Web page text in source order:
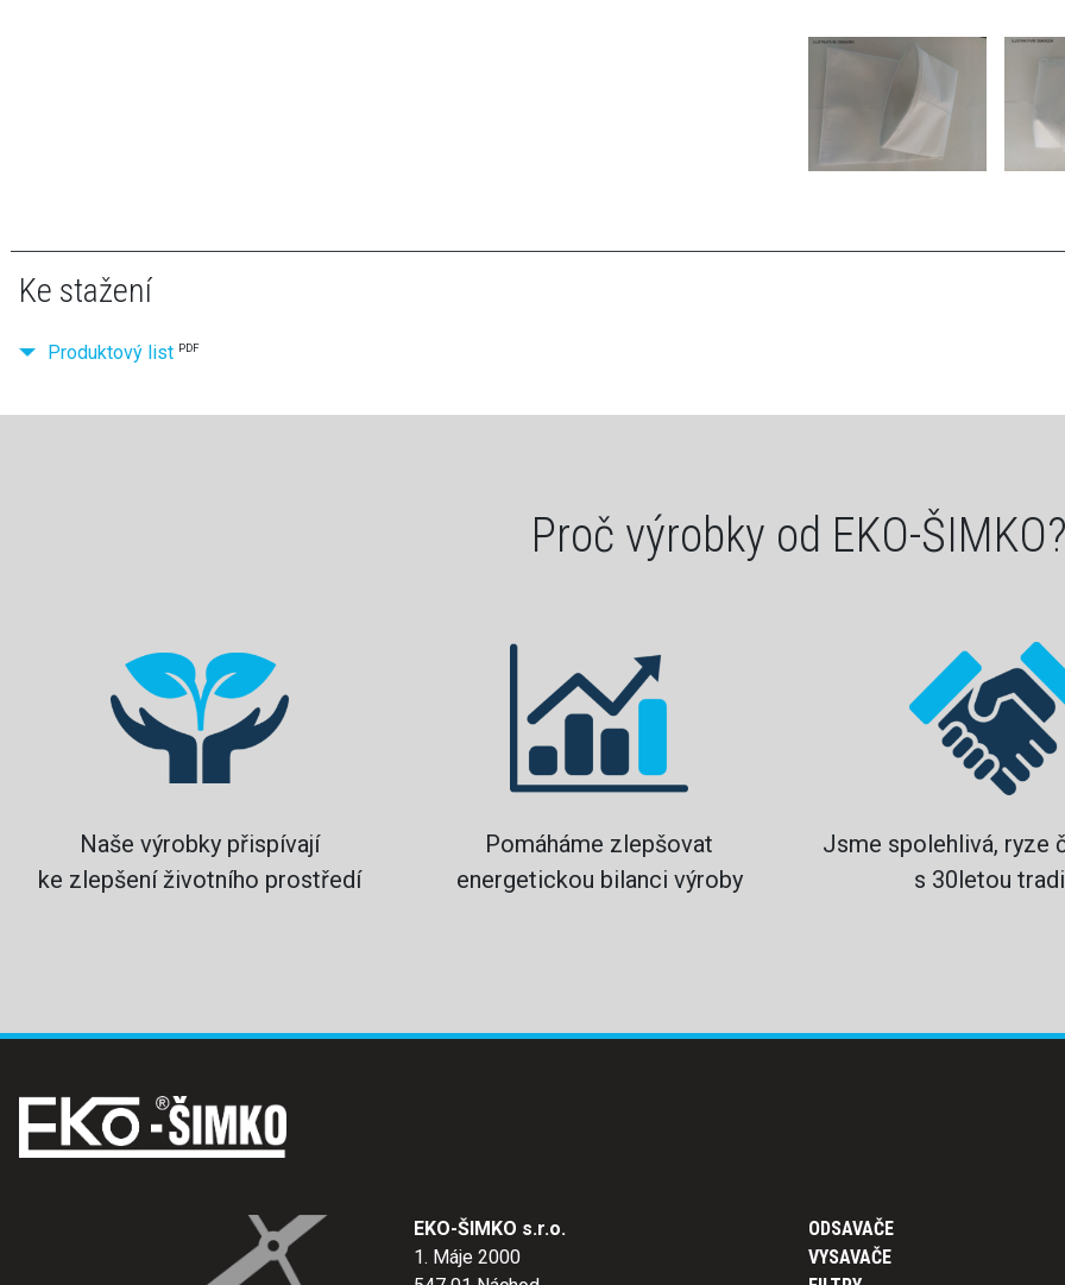
Ke stažení
Produktový list PDF
Proč výrobky od EKO-
Naše výrobky přispívají
ke zlepšení životního prostředí
Pomáháme zlepšovat
energetickou bilanci výroby
Jsme spolehlivá, ryze
s 30letou
EKO-ŠIMKO s.r.o.
1. Máje 2000
ODSAVAČE
VYSAVAČE